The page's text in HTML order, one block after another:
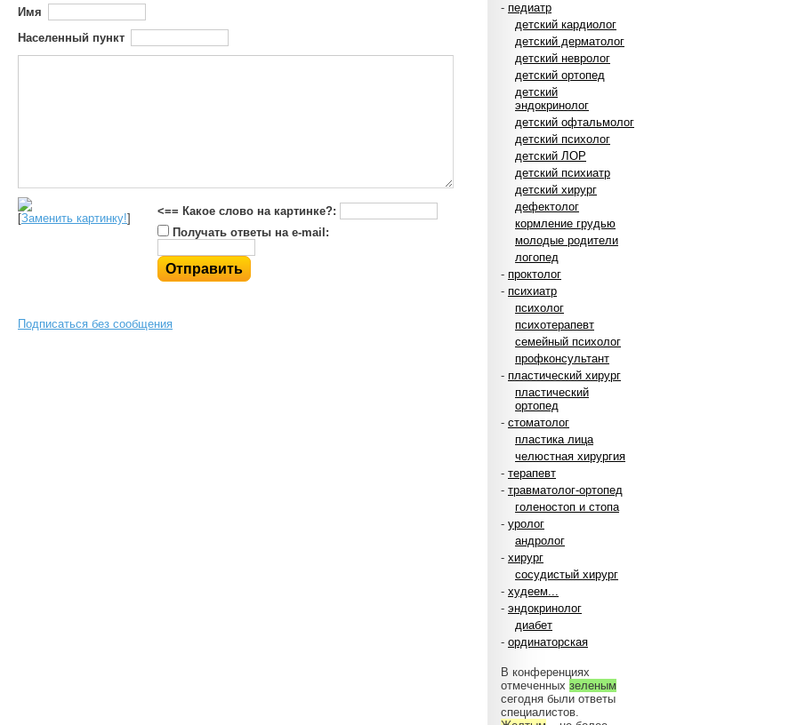
- педиатр
детский кардиолог
детский дерматолог
детский невролог
детский ортопед
детский
эндокринолог
детский офтальмолог
детский психолог
детский ЛОР
детский психиатр
детский хирург
дефектолог
кормление грудью
молодые родители
логопед
- проктолог
- психиатр
психолог
психотерапевт
семейный психолог
профконсультант
- пластический хирург
пластический
ортопед
- стоматолог
пластика лица
челюстная хирургия
- терапевт
- травматолог-ортопед
голеностоп и стопа
- уролог
андролог
- хирург
сосудистый хирург
- худеем...
- эндокринолог
диабет
- ординаторская
В конференциях
отмеченных зеленым
сегодня были ответы
специалистов.
Имя
Населенный пункт
[Заменить картинку!]
<== Какое слово на картинке?:
Получать ответы на e-mail:
Подписаться без сообщения